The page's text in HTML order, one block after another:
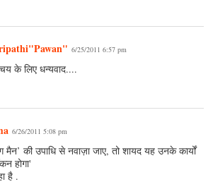
6/25/2011 6:57 pm
के लिए धन्यवाद....
6/26/2011 5:08 pm
मैन’ की उपाधि से नवाज़ा जाए, तो शायद यह उनके कार्यों
होगा'
है .